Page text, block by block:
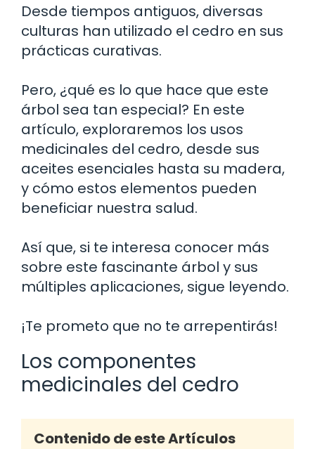
Desde tiempos antiguos, diversas
culturas han utilizado el cedro en sus
prácticas curativas.
Pero, ¿qué es lo que hace que este
árbol sea tan especial? En este
artículo, exploraremos los usos
medicinales del cedro, desde sus
aceites esenciales hasta su madera,
y cómo estos elementos pueden
beneficiar nuestra salud.
Así que, si te interesa conocer más
sobre este fascinante árbol y sus
múltiples aplicaciones, sigue leyendo.
¡Te prometo que no te arrepentirás!
Los componentes
medicinales del cedro
Contenido de este Artículos